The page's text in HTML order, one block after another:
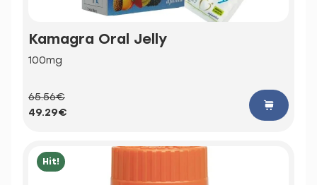
Kamagra Oral Jelly
100mg
65.56€
49.29€
Hit!